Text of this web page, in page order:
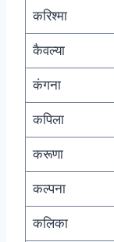
करिश्मा
कैवल्या
कंगना
कपिला
करूणा
कल्पना
कलिका